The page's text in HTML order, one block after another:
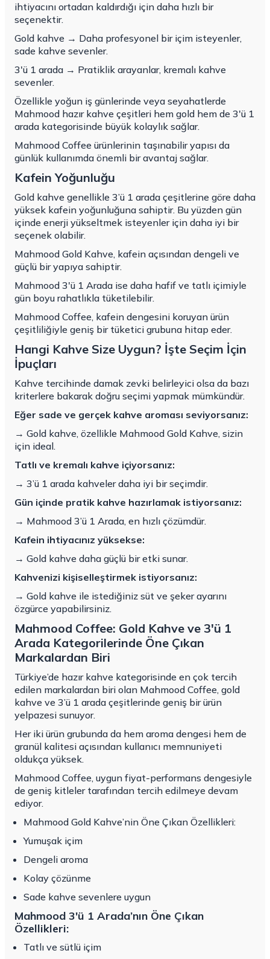
ihtiyacını ortadan kaldırdığı için daha hızlı bir
seçenektir.
Gold kahve → Daha profesyonel bir içim isteyenler,
sade kahve sevenler.
3'ü 1 arada → Pratiklik arayanlar, kremalı kahve
sevenler.
Özellikle yoğun iş günlerinde veya seyahatlerde
Mahmood hazır kahve çeşitleri hem gold hem de 3'ü 1
arada kategorisinde büyük kolaylık sağlar.
Mahmood Coffee ürünlerinin taşınabilir yapısı da
günlük kullanımda önemli bir avantaj sağlar.
Kafein Yoğunluğu
Gold kahve genellikle 3’ü 1 arada çeşitlerine göre daha
yüksek kafein yoğunluğuna sahiptir. Bu yüzden gün
içinde enerji yükseltmek isteyenler için daha iyi bir
seçenek olabilir.
Mahmood Gold Kahve, kafein açısından dengeli ve
güçlü bir yapıya sahiptir.
Mahmood 3'ü 1 Arada ise daha hafif ve tatlı içimiyle
gün boyu rahatlıkla tüketilebilir.
Mahmood Coffee, kafein dengesini koruyan ürün
çeşitliliğiyle geniş bir tüketici grubuna hitap eder.
Hangi Kahve Size Uygun? İşte Seçim İçin
İpuçları
Kahve tercihinde damak zevki belirleyici olsa da bazı
kriterlere bakarak doğru seçimi yapmak mümkündür.
Eğer sade ve gerçek kahve aroması seviyorsanız:
→ Gold kahve, özellikle Mahmood Gold Kahve, sizin
için ideal.
Tatlı ve kremalı kahve içiyorsanız:
→ 3’ü 1 arada kahveler daha iyi bir seçimdir.
Gün içinde pratik kahve hazırlamak istiyorsanız:
→ Mahmood 3’ü 1 Arada, en hızlı çözümdür.
Kafein ihtiyacınız yüksekse:
→ Gold kahve daha güçlü bir etki sunar.
Kahvenizi kişiselleştirmek istiyorsanız:
→ Gold kahve ile istediğiniz süt ve şeker ayarını
özgürce yapabilirsiniz.
Mahmood Coffee: Gold Kahve ve 3'ü 1
Arada Kategorilerinde Öne Çıkan
Markalardan Biri
Türkiye’de hazır kahve kategorisinde en çok tercih
edilen markalardan biri olan Mahmood Coffee, gold
kahve ve 3’ü 1 arada çeşitlerinde geniş bir ürün
yelpazesi sunuyor.
Her iki ürün grubunda da hem aroma dengesi hem de
granül kalitesi açısından kullanıcı memnuniyeti
oldukça yüksek.
Mahmood Coffee, uygun fiyat-performans dengesiyle
de geniş kitleler tarafından tercih edilmeye devam
ediyor.
Mahmood Gold Kahve’nin Öne Çıkan Özellikleri:
Yumuşak içim
Dengeli aroma
Kolay çözünme
Sade kahve sevenlere uygun
Mahmood 3'ü 1 Arada’nın Öne Çıkan
Özellikleri:
Tatlı ve sütlü içim